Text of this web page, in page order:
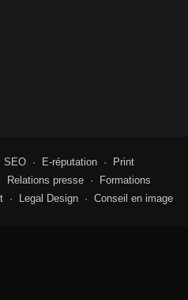
SEO · E-réputation ·
Print
Relations presse·
Formations
· Legal Design · Conseil en image